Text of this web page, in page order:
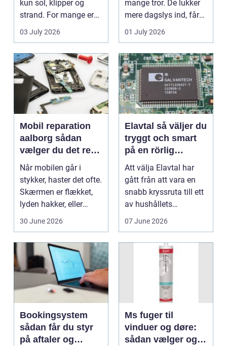
kun sol, klipper og
strand. For mange er
en stabil intern...
03 July 2026
mange tror. De lukker
mere dagslys ind, får
hjem og erhvervs...
01 July 2026
Mobil reparation
aalborg sådan
vælger du det rette
værksted
Når mobilen går i
stykker, haster det ofte.
Skærmen er flækket,
lyden hakker, eller
batteriet løber ...
30 June 2026
Elavtal så väljer du
tryggt och smart
på en rörlig
elmarknad
Att välja Elavtal har
gått från att vara en
snabb kryssruta till ett
av hushållets
viktigaste ekonom...
07 June 2026
Bookingsystem
sådan får du styr
på aftaler og
Ms fuger til
vinduer og døre:
sådan vælger og